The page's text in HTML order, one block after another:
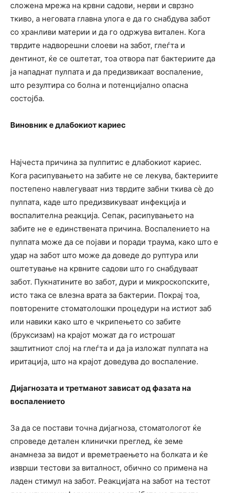
сложена мрежа на крвни садови, нерви и сврзно
ткиво, а неговата главна улога е да го снабдува забот
со хранливи материи и да го одржува витален. Кога
тврдите надворешни слоеви на забот, глеѓта и
дентинот, ќе се оштетат, тоа отвора пат бактериите да
ја нападнат пулпата и да предизвикаат воспаление,
што резултира со болна и потенцијално опасна
состојба.
Виновник е длабокиот кариес
Најчеста причина за пулпитис е длабокиот кариес.
Кога расипувањето на забите не се лекува, бактериите
постепено навлегуваат низ тврдите забни ткива сè до
пулпата, каде што предизвикуваат инфекција и
воспалителна реакција. Сепак, расипувањето на
забите не е единствената причина. Воспалението на
пулпата може да се појави и поради траума, како што е
удар на забот што може да доведе до руптура или
оштетување на крвните садови што го снабдуваат
забот. Пукнатините во забот, дури и микроскопските,
исто така се влезна врата за бактерии. Покрај тоа,
повторените стоматолошки процедури на истиот заб
или навики како што е чкрипењето со забите
(бруксизам) на крајот можат да го истрошат
заштитниот слој на глеѓта и да ја изложат пулпата на
иритација, што на крајот доведува до воспаление.
Дијагнозата и третманот зависат од фазата на
воспалението
За да се постави точна дијагноза, стоматологот ќе
спроведе детален клинички преглед, ќе земе
анамнеза за видот и времетраењето на болката и ќе
изврши тестови за виталност, обично со примена на
ладен стимул на забот. Реакцијата на забот на тестот